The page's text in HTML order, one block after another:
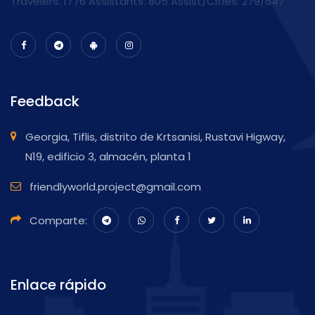
Feedback
Georgia, Tiflis, distrito de Krtsanisi, Rustavi Higway,
N19, edificio 3, almacén, planta 1
friendlyworld.project@gmail.com
Comparte:
Enlace rápido